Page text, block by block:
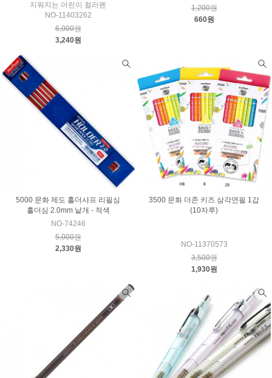
지워지는 어린이 컬러펜
NO-11403262
6,000원
3,240원
1,200원
660원
5000 문화 제도 홀더샤프 리필심
홀더심 2.0mm 낱개 - 적색
NO-74246
5,000원
2,330원
3500 문화 더존 키즈 삼각연필 1갑
(10자루)
NO-11370573
3,500원
1,930원